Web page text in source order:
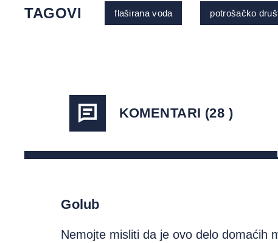
TAGOVI flaširana voda potrošačko
KOMENTARI (28 )
Golub
Nemojte misliti da je ovo delo domaćih